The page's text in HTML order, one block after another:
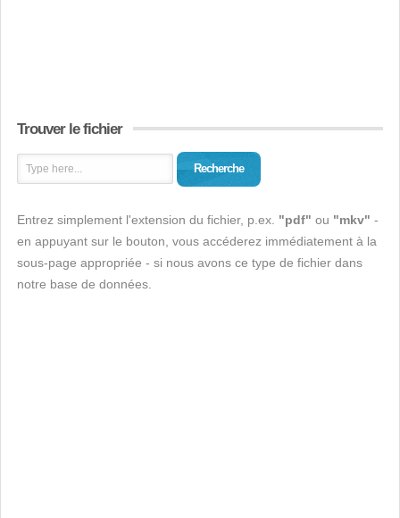
Trouver le fichier
Recherche
Entrez simplement l'extension du fichier, p.ex. "pdf" ou "mkv" -
en appuyant sur le bouton, vous accéderez immédiatement à la
sous-page appropriée - si nous avons ce type de fichier dans
notre base de données.